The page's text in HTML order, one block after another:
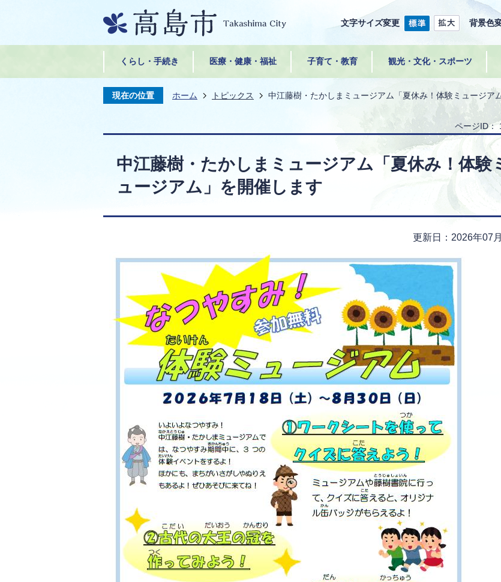
文字サイズ変更 背景色
くらし・手続き 医療・健康・福祉 子育て・教育 観光・文化・スポーツ
現在の位置 ホーム トピックス 中江藤樹・たかしまミュージアム「夏休み！体験ミュージア
ページID：
中江藤樹・たかしまミュージアム「夏休み！体験
ュージアム」を開催します
更新日：2026年07